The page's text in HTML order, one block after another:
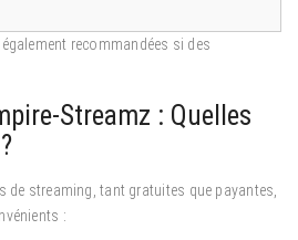
recommandées si des
Streamz : Quelles
de streaming, tant gratuites que payantes,
: